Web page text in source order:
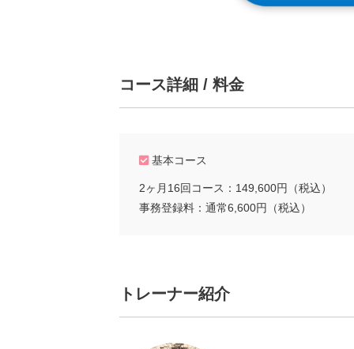
コース詳細 / 料金
基本コース
2ヶ月16回コース：149,600円（税込）
事務登録料：通常6,600円（税込）
トレーナー紹介